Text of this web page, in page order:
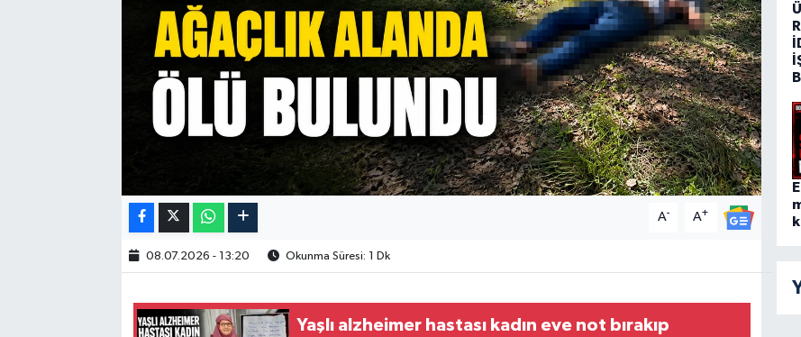
A- A+
08.07.2026 - 13:20 Okunma Süresi: 1 Dk
Yaşlı alzheimer hastası kadın eve not bırakıp